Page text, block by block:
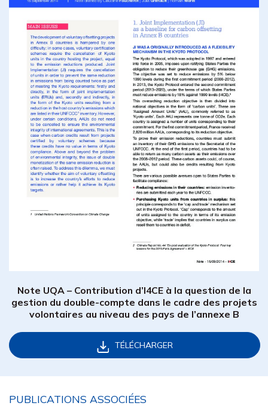
Note UQA – Contribution d’I4CE à la question de la
gestion du double-compte dans le cadre des projets
volontaires au niveau des pays de l’annexe B
TÉLÉCHARGER
PUBLICATIONS ASSOCIÉES